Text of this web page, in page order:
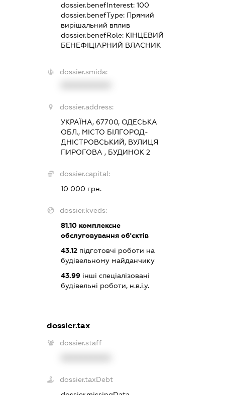
dossier.benefInterest:100
dossier.benefType: Прямий
вирішальний вплив
dossier.benefRole: КІНЦЕВИЙ
БЕНЕФІЦІАРНИЙ ВЛАСНИК
dossier.smida:
dossier.address:
УКРАЇНА, 67700, ОДЕСЬКА
ОБЛ., МІСТО БІЛГОРОД-
ДНІСТРОВСЬКИЙ, ВУЛИЦЯ
ПИРОГОВА , БУДИНОК 2
dossier.capital:
10 000 грн.
dossier.kveds:
81.10 комплексне
обслуговування об'єктів
43.12 підготовчі роботи на
будівельному майданчику
43.99 інші спеціалізовані
будівельні роботи, н.в.і.у.
dossier.tax
dossier.staff
dossier.taxDebt